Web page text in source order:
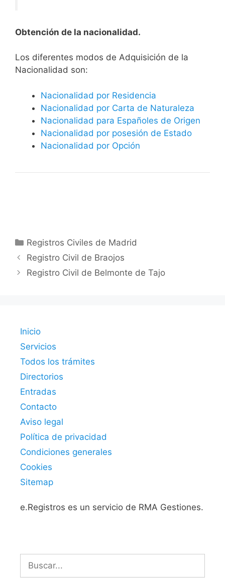
Obtención de la nacionalidad.
​​​Los diferentes modos de Adquisición de la
Nacionalidad son:
Nacionalidad por Residencia
Nacionalidad por Carta de Naturaleza
Nacionalidad para Españoles de Origen
Nacionalidad por posesión de Estado
Nacionalidad por Opción
Categorías
Registros Civiles de Madrid
Registro Civil de Braojos
Registro Civil de Belmonte de Tajo
Inicio
Servicios
Todos los trámites
Directorios
Entradas
Contacto
Aviso legal
Política de privacidad
Condiciones generales
Cookies
Sitemap
e.Registros es un servicio de RMA Gestiones.
Buscar: